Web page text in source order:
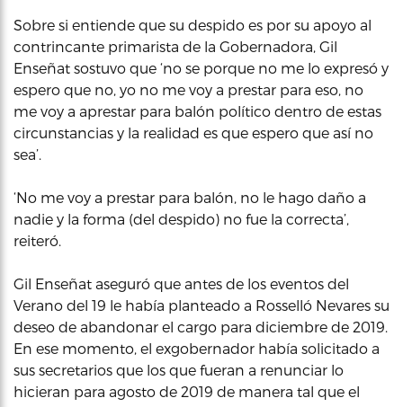
Sobre si entiende que su despido es por su apoyo al
contrincante primarista de la Gobernadora, Gil
Enseñat sostuvo que ‘no se porque no me lo expresó y
espero que no, yo no me voy a prestar para eso, no
me voy a aprestar para balón político dentro de estas
circunstancias y la realidad es que espero que así no
sea’.
‘No me voy a prestar para balón, no le hago daño a
nadie y la forma (del despido) no fue la correcta’,
reiteró.
Gil Enseñat aseguró que antes de los eventos del
Verano del 19 le había planteado a Rosselló Nevares su
deseo de abandonar el cargo para diciembre de 2019.
En ese momento, el exgobernador había solicitado a
sus secretarios que los que fueran a renunciar lo
hicieran para agosto de 2019 de manera tal que el